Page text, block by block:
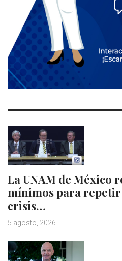
La UNAM de México
mínimos para
crisis…
5 agosto, 2026